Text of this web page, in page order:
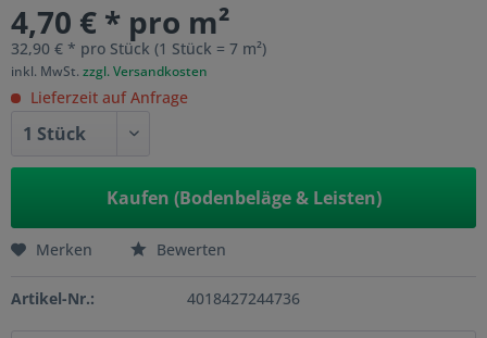
4,70 € * pro m²
32,90 € * pro Stück (1 Stück = 7 m²)
inkl. MwSt. zzgl. Versandkosten
Lieferzeit auf Anfrage
Kaufen (Bodenbeläge & Leisten)
Merken Bewerten
Artikel-Nr.: 4018427244736